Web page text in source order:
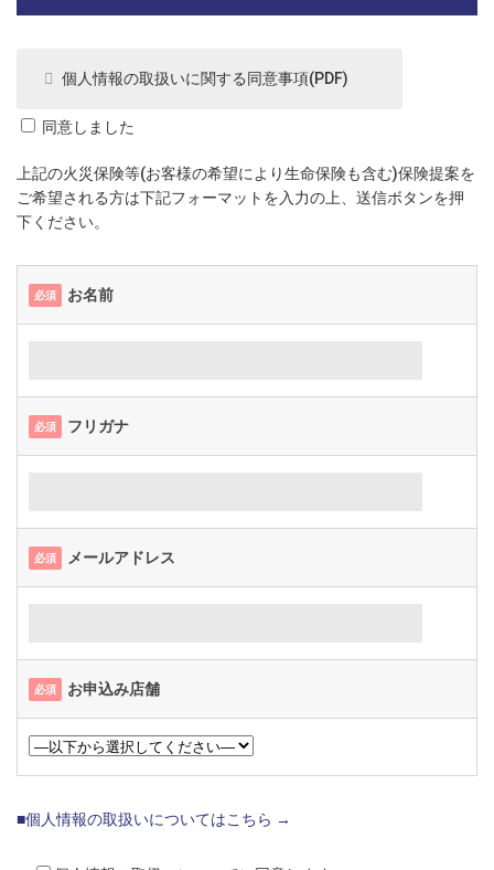
個人情報の取扱いに関する同意事項(PDF)
同意しました
上記の火災保険等(お客様の希望により生命保険も含む)保険提案を
ご希望される方は下記フォーマットを入力の上、送信ボタンを押
下ください。
必須 お名前
必須 フリガナ
必須 メールアドレス
必須 お申込み店舗
■個人情報の取扱いについてはこちら →